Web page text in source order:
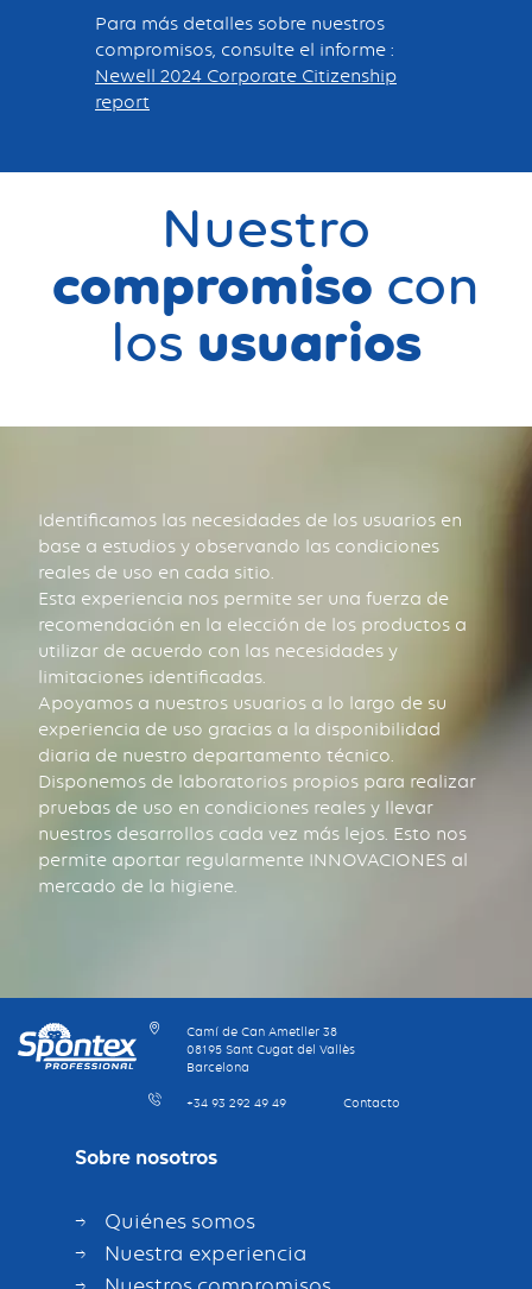
Para más detalles sobre nuestros
compromisos, consulte el informe :
Newell 2024 Corporate Citizenship
report
Nuestro
compromiso con
los usuarios
Identificamos las necesidades de los usuarios en
base a estudios y observando las condiciones
reales de uso en cada sitio.
Esta experiencia nos permite ser una fuerza de
recomendación en la elección de los productos a
utilizar de acuerdo con las necesidades y
limitaciones identificadas.
Apoyamos a nuestros usuarios a lo largo de su
experiencia de uso gracias a la disponibilidad
diaria de nuestro departamento técnico.
Disponemos de laboratorios propios para realizar
pruebas de uso en condiciones reales y llevar
nuestros desarrollos cada vez más lejos. Esto nos
permite aportar regularmente INNOVACIONES al
mercado de la higiene.
Camí de Can Ametller 38
08195 Sant Cugat del Vallès
Barcelona
+34 93 292 49 49 Contacto
Sobre nosotros
Quiénes somos
Nuestra experiencia